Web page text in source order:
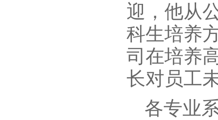
迎，他从
科生培养
司在培养
长对员工
各专业